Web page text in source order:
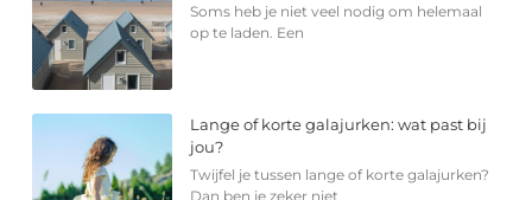
Soms heb je niet veel nodig om helemaal
op te laden. Een
Lange of korte galajurken: wat past bij
jou?
Twijfel je tussen lange of korte galajurken?
Dan ben je zeker niet